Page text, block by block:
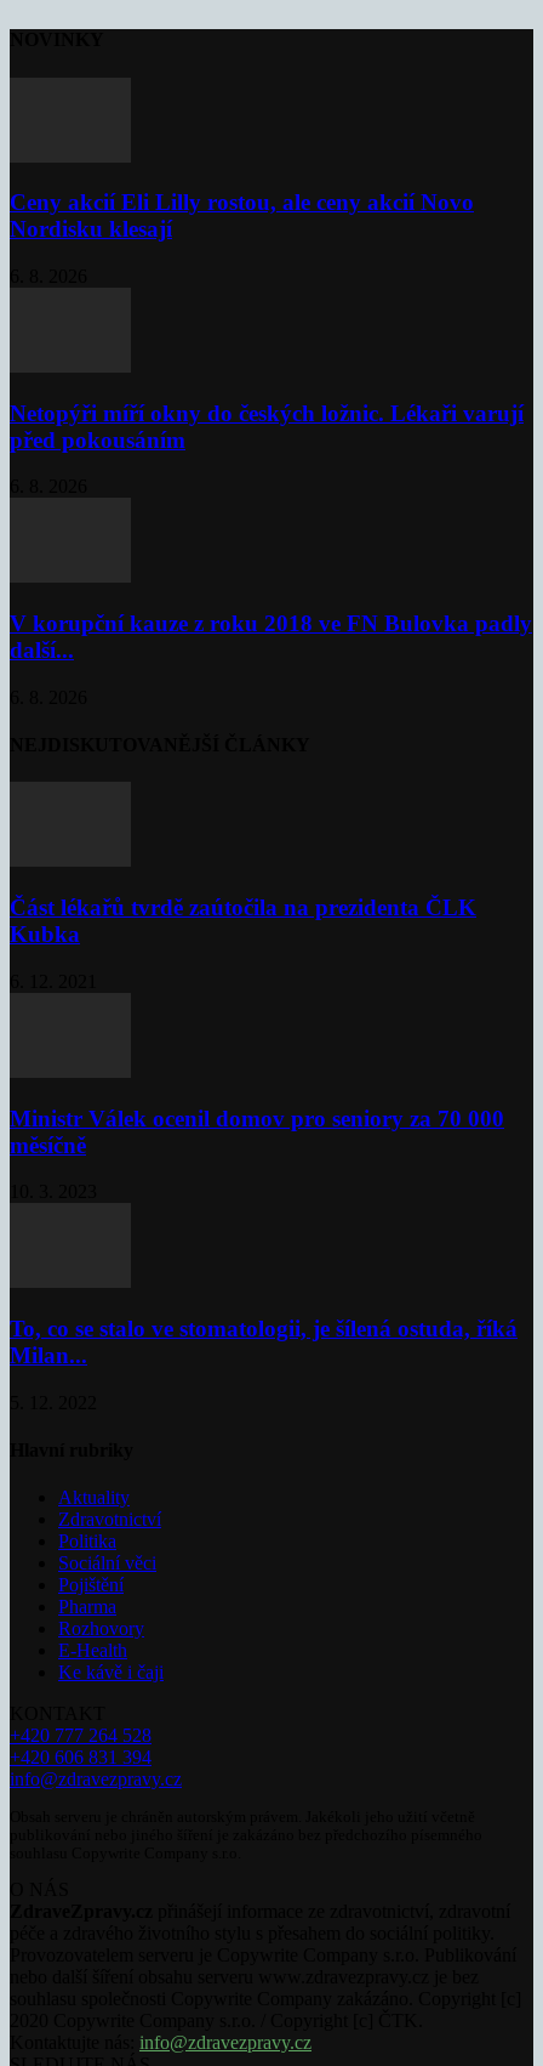
Ceny akcií Eli Lilly rostou, ale ceny akcií Novo
Nordisku klesají
Netopýři míří okny do českých ložnic. Lékaři varují
před pokousáním
V korupční kauze z roku 2018 ve FN Bulovka padly
další...
Část lékařů tvrdě zaútočila na prezidenta ČLK
Kubka
Ministr Válek ocenil domov pro seniory za 70 000
měsíčně
To, co se stalo ve stomatologii, je šílená ostuda, říká
Milan...
Aktuality
Zdravotnictví
Politika
Sociální věci
Pojištění
Pharma
Rozhovory
E-Health
Ke kávě i čaji
+420 777 264 528
+420 606 831 394
info@zdravezpravy.cz
info@zdravezpravy.cz